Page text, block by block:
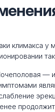
климакса у
—